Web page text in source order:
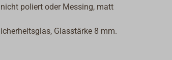
poliert oder Messing, matt
Glasstärke 8 mm.